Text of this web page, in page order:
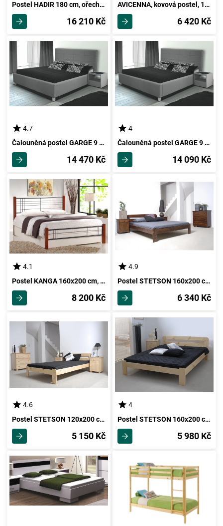
Postel HADIR 180 cm, ořech tmavý
16 210 Kč
AVICENNA, kovová postel, 140x200 cm
6 420 Kč
4.7
Čalouněná postel GARGE 9 180 cm, světle šedá látka
14 470 Kč
4
Čalouněná postel GARGE 9 160 cm, světle šedá látka
14 090 Kč
4.1
Postel KANGA 160x200 cm, třešeň antická, kov/masiv
8 200 Kč
4.9
Postel STETSON 160x200 cm s roštem, masiv borovice/moření ořech
6 340 Kč
4.6
Postel STETSON 120x200 cm s roštem, masiv borovice
5 150 Kč
4
Postel STETSON 160x200 cm s roštem, masiv borovice
5 980 Kč